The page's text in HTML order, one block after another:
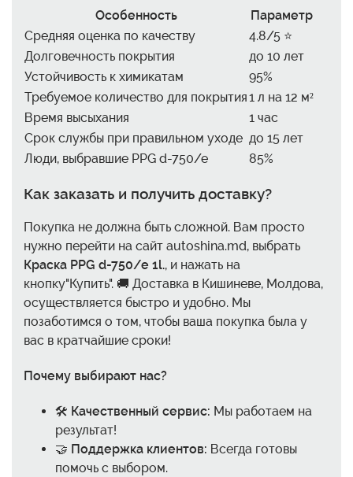
Особенность
Параметр
Средняя оценка по качеству
4.8/5 ⭐
Долговечность покрытия
до 10 лет
Устойчивость к химикатам
95%
Требуемое количество для покрытия1 л на 12 м²
Время высыхания
1 час
Срок службы при правильном уходе до 15 лет
Люди, выбравшие PPG d-750/e
85%
Как заказать и получить доставку?
Покупка не должна быть сложной. Вам просто
нужно перейти на сайт autoshina.md, выбрать
Краска PPG d-750/e 1l., и нажать на
кнопку"Купить". 🚚 Доставка в Кишиневе, Молдова,
осуществляется быстро и удобно. Мы
позаботимся о том, чтобы ваша покупка была у
вас в кратчайшие сроки!
Почему выбирают нас?
🛠️ Качественный сервис: Мы работаем на
результат!
🤝 Поддержка клиентов: Всегда готовы
помочь с выбором.